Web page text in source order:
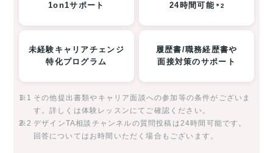
1on1サポート
24時間可能 ＊2
未経験キャリアチェンジ
特化プログラム
履歴書/職務経歴書や
面接対策のサポート
※1 その他提出書類やキャリア面談への参加等の条件がございま
す。詳しくは体験レッスンにてご確認ください。
※2 デザインTA相談チャンネルの質問投稿は24時間可能です。
回答についてはお時間いただく場合もございます。